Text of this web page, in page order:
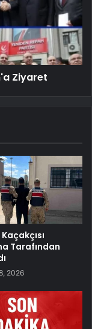
Ziyaret
Tarafından
2026